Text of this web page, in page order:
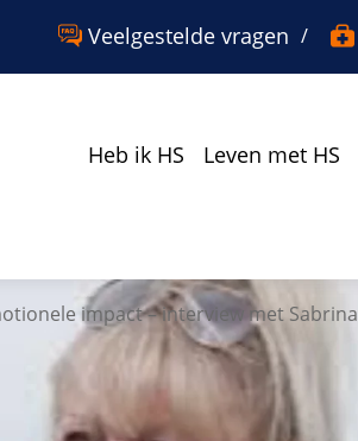
venstervenster
Veelgestelde vragen
Heb ik HS Leven met HS
impact – interview met Sabrina